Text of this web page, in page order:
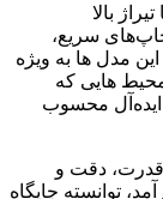
بالا
سریع،
مدل‌ ها به ‌ویژه
هایی که
ایده‌آل محسوب
قدرت، دقت و
توانسته جایگاه